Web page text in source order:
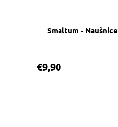
Smaltum -
€9,90